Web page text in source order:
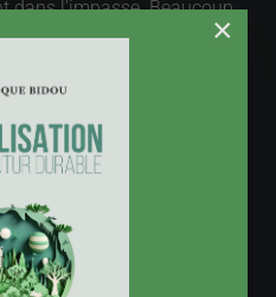
dans l’impasse. Beaucoup
et surtout aucune
dépenses ne cessent de
publique était à la
cas du logement, avec un
domicile qui ne cesse
considérable. Le coût des
les ressources
durable. Peut-être
du bien et ouvrirait de
×